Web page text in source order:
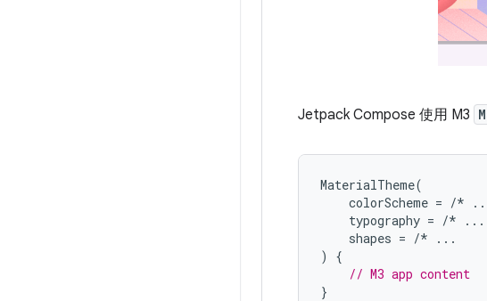
Jetpack Compose 使用 M3
MaterialTheme(
colorScheme = /*
typography = /*
...
shapes = /*
...
)
{
// M3 app content
}